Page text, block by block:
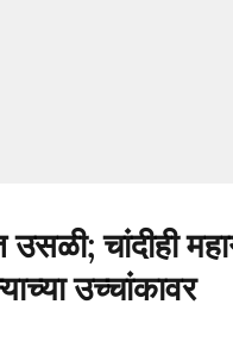
उसळी; चांदीही
उच्चांकावर